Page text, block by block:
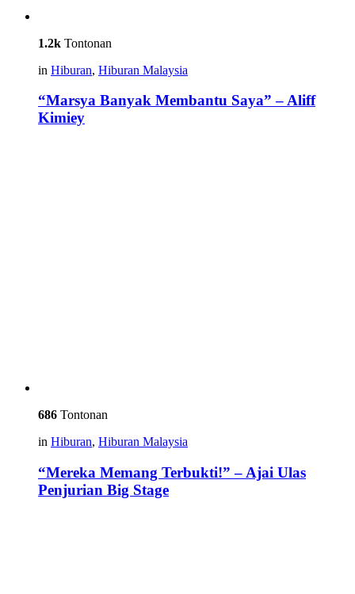
1.2k Tontonan
in Hiburan, Hiburan Malaysia
“Marsya Banyak Membantu Saya” – Aliff
Kimiey
686 Tontonan
in Hiburan, Hiburan Malaysia
“Mereka Memang Terbukti!” – Ajai Ulas
Penjurian Big Stage